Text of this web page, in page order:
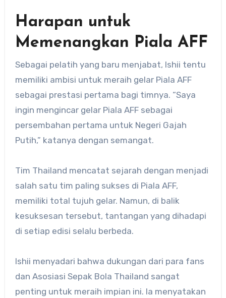
Harapan untuk
Memenangkan Piala AFF
Sebagai pelatih yang baru menjabat, Ishii tentu
memiliki ambisi untuk meraih gelar Piala AFF
sebagai prestasi pertama bagi timnya. “Saya
ingin mengincar gelar Piala AFF sebagai
persembahan pertama untuk Negeri Gajah
Putih,” katanya dengan semangat.
Tim Thailand mencatat sejarah dengan menjadi
salah satu tim paling sukses di Piala AFF,
memiliki total tujuh gelar. Namun, di balik
kesuksesan tersebut, tantangan yang dihadapi
di setiap edisi selalu berbeda.
Ishii menyadari bahwa dukungan dari para fans
dan Asosiasi Sepak Bola Thailand sangat
penting untuk meraih impian ini. Ia menyatakan